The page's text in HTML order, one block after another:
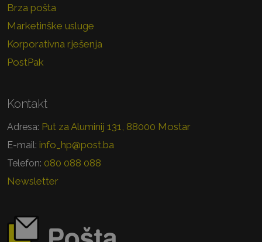
Brza pošta
Marketinške usluge
Korporativna rješenja
PostPak
Kontakt
Adresa: Put za Aluminij 131, 88000 Mostar
E-mail: info_hp@post.ba
Telefon: 080 088 088
Newsletter